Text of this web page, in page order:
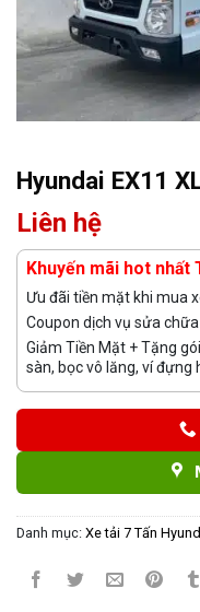
Hyundai EX11
Liên hệ
Khuyến mãi hot nhất
Ưu đãi tiền mặt khi mua
Coupon dịch vụ sửa
Giảm Tiền Mặt + Tặng
sàn, bọc vô lăng, ví đựng
Danh mục: Xe tải 7 Tấn